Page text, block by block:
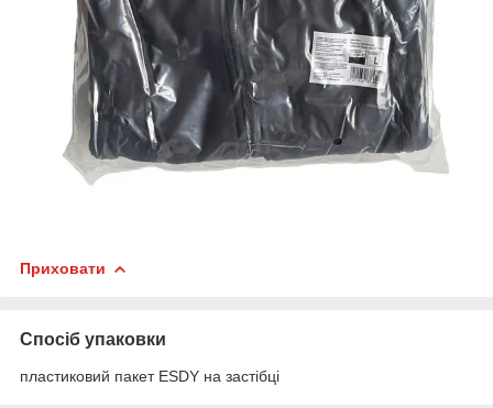
Приховати
Спосіб упаковки
пластиковий пакет ESDY на застібці